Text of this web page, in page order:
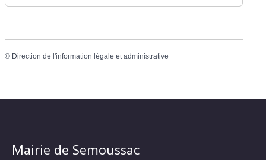
© Direction de l'information légale et administrative
Mairie de Semoussac